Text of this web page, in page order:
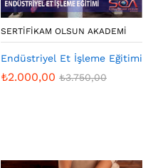
SERTIFIKAM OLSUN AKADEMI
Endüstriyel Et İşleme Eğitimi
₺2.000,00 ₺3.750,00